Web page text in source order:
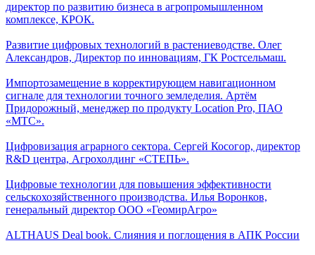
директор по развитию бизнеса в агропромышленном
комплексе, КРОК.
Развитие цифровых технологий в растениеводстве. Олег
Александров, Директор по инновациям, ГК Ростсельмаш.
Импортозамещение в корректирующем навигационном
сигнале для технологии точного земледелия. Артём
Придорожный, менеджер по продукту Location Pro, ПАО
«МТС».
Цифровизация аграрного сектора. Сергей Косогор, директор
R&D центра, Агрохолдинг «СТЕПЬ».
Цифровые технологии для повышения эффективности
сельскохозяйственного производства. Илья Воронков,
генеральный директор ООО «ГеомирАгро»
ALTHAUS Deal book. Слияния и поглощения в АПК России